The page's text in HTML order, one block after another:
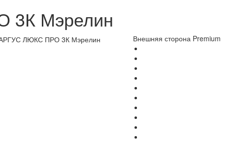
Мэрелин
Внешняя сторона Premium